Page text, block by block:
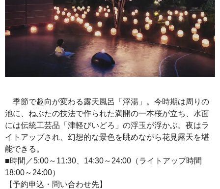
季節で趣向が変わる露天風呂「浮湯」。今時期は周りの
池に、ねぶたの技法で作られた満開の一本桜が立ち、水面
には伝統工芸品「津軽びいどろ」の浮玉が浮かぶ。夜はラ
イトアップされ、幻想的な景色を眺めながら花見露天を堪
能できる。
■時間／5:00～11:30、14:30～24:00（ライトアップ時間
18:00～24:00）
【予約申込・問い合わせ先】